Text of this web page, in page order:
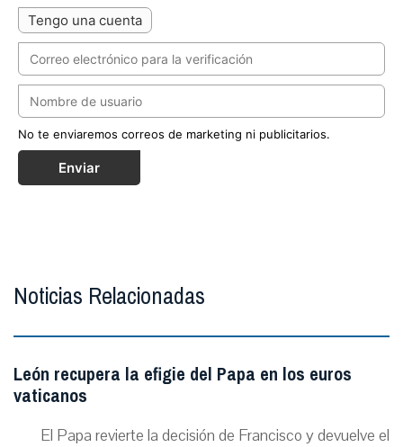
Tengo una cuenta
No te enviaremos correos de marketing ni publicitarios.
Enviar
Noticias Relacionadas
León recupera la efigie del Papa en los euros
vaticanos
El Papa revierte la decisión de Francisco y devuelve el